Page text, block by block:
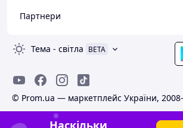
Партнери
Тема - світла BETA
© Prom.ua — маркетплейс України,